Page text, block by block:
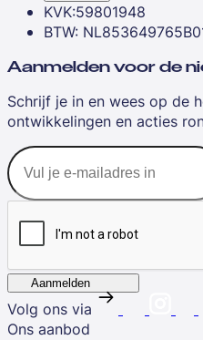
KVK:59801948
BTW:
Aanmelden voor de
Schrijf je in en wees op de
ontwikkelingen en acties
Aanmelden
Volg ons via
Ons aanbod